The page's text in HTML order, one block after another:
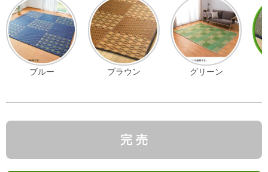
ブルー ブラウン グリーン
完 売